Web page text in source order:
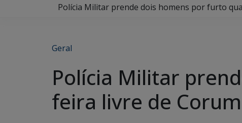
Polícia Militar prende dois homens por furto
Geral
Polícia Militar
feira livre de